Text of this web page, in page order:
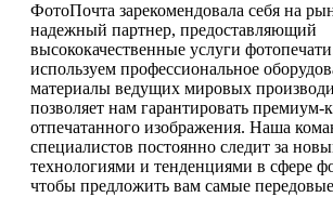
ФотоПочта зарекомендовала себя на
надежный партнер, предоставляющий
высококачественные услуги
используем профессиональное
материалы ведущих мировых
позволяет нам гарантировать премиум-
отпечатанного изображения. Наша
специалистов постоянно следит за
технологиями и тенденциями в сфере
чтобы предложить вам самые